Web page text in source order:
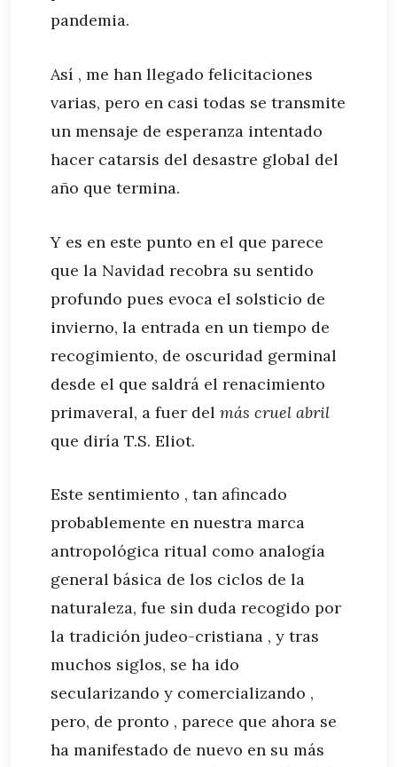
pandemia.
Así , me han llegado felicitaciones
varias, pero en casi todas se transmite
un mensaje de esperanza intentado
hacer catarsis del desastre global del
año que termina.
Y es en este punto en el que parece
que la Navidad recobra su sentido
profundo pues evoca el solsticio de
invierno, la entrada en un tiempo de
recogimiento, de oscuridad germinal
desde el que saldrá el renacimiento
primaveral, a fuer del más cruel abril
que diría T.S. Eliot.
Este sentimiento , tan afincado
probablemente en nuestra marca
antropológica ritual como analogía
general básica de los ciclos de la
naturaleza, fue sin duda recogido por
la tradición judeo-cristiana , y tras
muchos siglos, se ha ido
secularizando y comercializando ,
pero, de pronto , parece que ahora se
ha manifestado de nuevo en su más